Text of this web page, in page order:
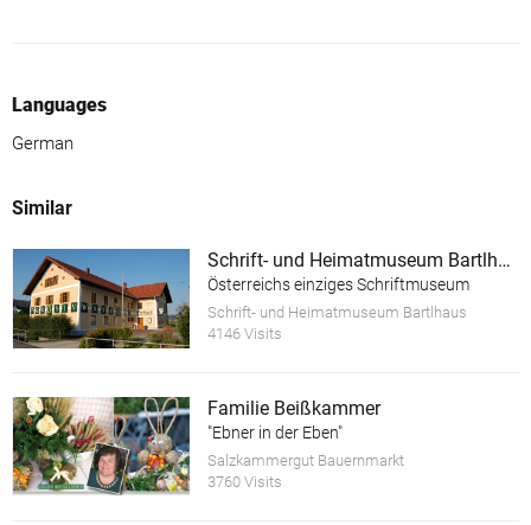
Languages
German
Similar
Schrift- und Heimatmuseum Bartlhaus
Österreichs einziges Schriftmuseum
Schrift- und Heimatmuseum Bartlhaus
4146 Visits
Familie Beißkammer
"Ebner in der Eben"
Salzkammergut Bauernmarkt
3760 Visits